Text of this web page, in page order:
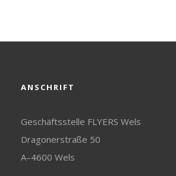
ANSCHRIFT
Geschäftsstelle FLYERS Wels
Dragonerstraße 50
A–4600 Wels